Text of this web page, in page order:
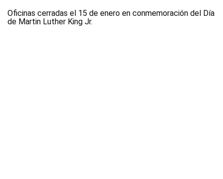
Oficinas cerradas el 15 de enero en conmemoración del Día
de Martin Luther King Jr.